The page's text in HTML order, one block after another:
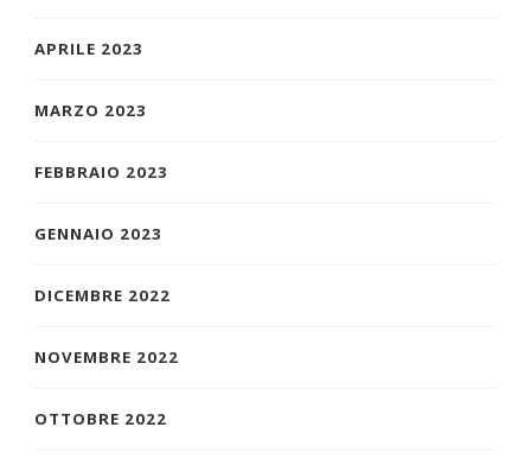
APRILE 2023
MARZO 2023
FEBBRAIO 2023
GENNAIO 2023
DICEMBRE 2022
NOVEMBRE 2022
OTTOBRE 2022